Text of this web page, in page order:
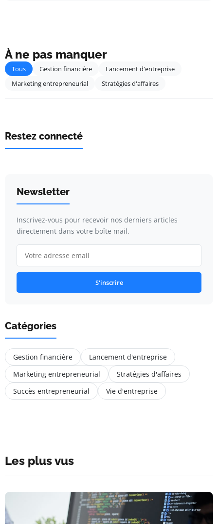
À ne pas manquer
Tous Gestion financière
Lancement d'entreprise
Marketing entrepreneurial
Stratégies d'affaires
Restez connecté
Newsletter
Inscrivez-vous pour recevoir nos derniers articles
directement dans votre boîte mail.
S'inscrire
Catégories
Gestion financière
Lancement d'entreprise
Marketing entrepreneurial
Stratégies d'affaires
Succès entrepreneurial
Vie d'entreprise
Les plus vus